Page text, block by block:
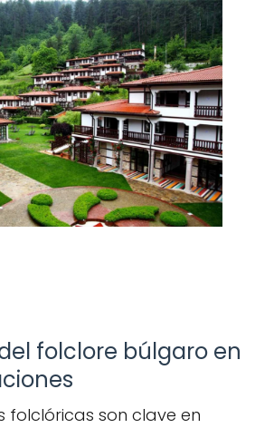
folclore búlgaro en
folclóricas son clave en